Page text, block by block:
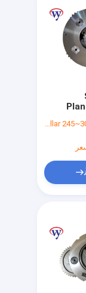
Carrier
dollar